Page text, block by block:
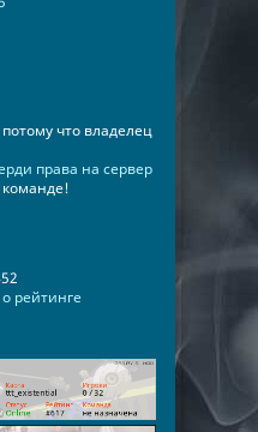
что владелец
права на сервер
рейтинге